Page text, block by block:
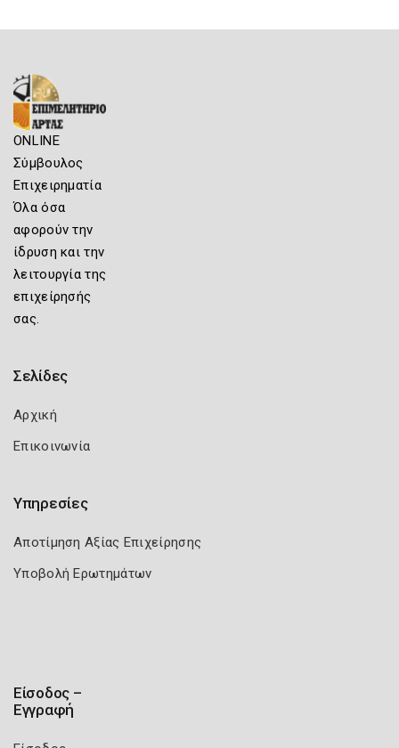
ONLINE
Σύμβουλος
Επιχειρηματία
Όλα όσα
αφορούν την
ίδρυση και την
λειτουργία της
επιχείρησής
σας.
Σελίδες
Αρχική
Επικοινωνία
Υπηρεσίες
Αποτίμηση Αξίας Επιχείρησης
Υποβολή Ερωτημάτων
Είσοδος –
Εγγραφή